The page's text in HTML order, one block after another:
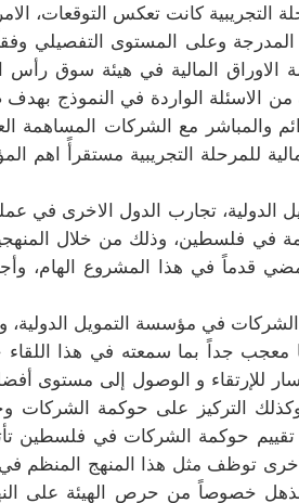
كانت تعكس التوقعات،
المدرجة وعلى المستوى التفصيلي
الاوراق المالية في هيئة سوق
الواردة في النموذج بهدف
والمباشر مع الشركات المساهمة
للمرحلة التجريبية مستقرأً اهم
تجارب الدول الاخرى في
في فلسطين، وذلك من خلال
قدماً في هذا المشروع الهام،
في مؤسسة التمويل الدولية،
جداً بما سمعته في هذا
للإرتقاء و الوصول إلى مستوى
التركيز على حوكمة الشركات
تقييم حوكمة الشركات في فلسطين
توظف مثل هذا المنهج المنظم
خصوصاً من حرص الهيئة على